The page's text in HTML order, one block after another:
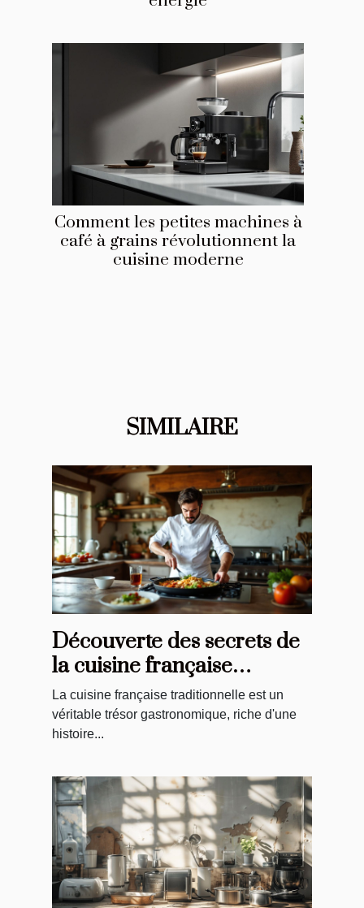
Comment les petites machines à
café à grains révolutionnent la
cuisine moderne
SIMILAIRE
Découverte des secrets de
la cuisine française
traditionnelle
La cuisine française traditionnelle est un
véritable trésor gastronomique, riche d'une
histoire...